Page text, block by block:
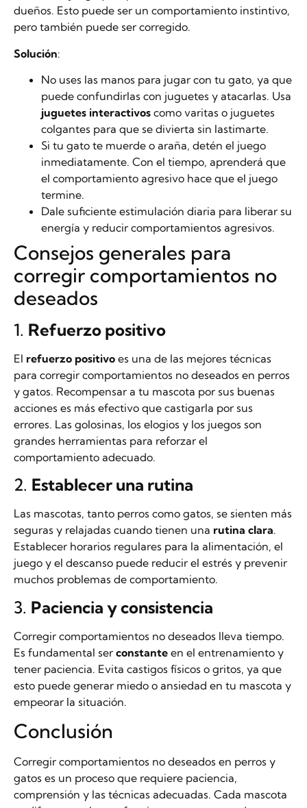
dueños. Esto puede ser un comportamiento instintivo,
pero también puede ser corregido.
Solución:
No uses las manos para jugar con tu gato, ya que
puede confundirlas con juguetes y atacarlas. Usa
juguetes interactivos como varitas o juguetes
colgantes para que se divierta sin lastimarte.
Si tu gato te muerde o araña, detén el juego
inmediatamente. Con el tiempo, aprenderá que
el comportamiento agresivo hace que el juego
termine.
Dale suficiente estimulación diaria para liberar su
energía y reducir comportamientos agresivos.
Consejos generales para
corregir comportamientos no
deseados
1. Refuerzo positivo
El refuerzo positivo es una de las mejores técnicas
para corregir comportamientos no deseados en perros
y gatos. Recompensar a tu mascota por sus buenas
acciones es más efectivo que castigarla por sus
errores. Las golosinas, los elogios y los juegos son
grandes herramientas para reforzar el
comportamiento adecuado.
2. Establecer una rutina
Las mascotas, tanto perros como gatos, se sienten más
seguras y relajadas cuando tienen una rutina clara.
Establecer horarios regulares para la alimentación, el
juego y el descanso puede reducir el estrés y prevenir
muchos problemas de comportamiento.
3. Paciencia y consistencia
Corregir comportamientos no deseados lleva tiempo.
Es fundamental ser constante en el entrenamiento y
tener paciencia. Evita castigos físicos o gritos, ya que
esto puede generar miedo o ansiedad en tu mascota y
empeorar la situación.
Conclusión
Corregir comportamientos no deseados en perros y
gatos es un proceso que requiere paciencia,
comprensión y las técnicas adecuadas. Cada mascota